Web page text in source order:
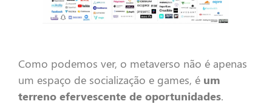
Como podemos ver, o metaverso não é apenas
um espaço de socialização e games, é um
terreno efervescente de oportunidades.